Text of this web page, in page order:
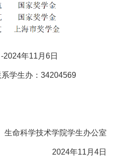
年11月6日
学生办：34204569
生命科学技术学院学生办公室
2024年11月4日